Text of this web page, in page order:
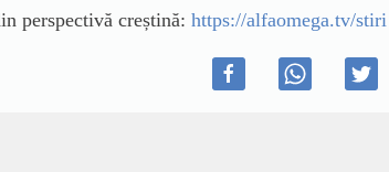
perspectivă creștină: https://alfaomega.tv/stiri